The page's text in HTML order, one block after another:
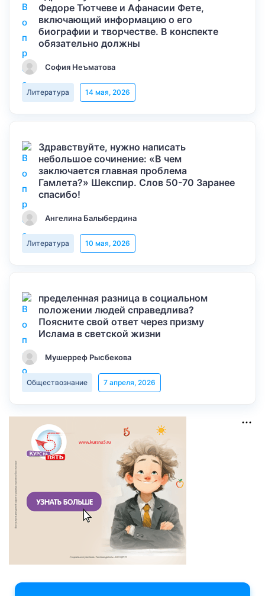
Федоре Тютчеве и Афанасии Фете,
включающий информацию о его
биографии и творчестве. В конспекте
обязательно должны
София Неъматова
Литература 14 мая, 2026
Здравствуйте, нужно написать
небольшое сочинение: «В чем
заключается главная проблема
Гамлета?» Шекспир. Слов 50-70 Заранее
спасибо!
Ангелина Балыбердина
Литература 10 мая, 2026
пределенная разница в социальном
положении людей справедлива?
Поясните свой ответ через призму
Ислама в светской жизни
Мушерреф Рысбекова
Обществознание 7 апреля, 2026